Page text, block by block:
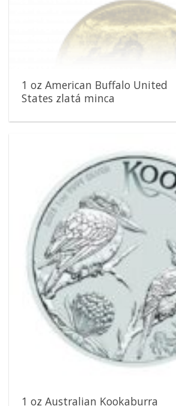
1 oz American Buffalo United
States zlatá minca
1 oz Australian Kookaburra